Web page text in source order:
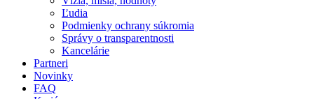
Ľudia
Podmienky ochrany súkromia
Správy o transparentnosti
Kancelárie
Partneri
Novinky
FAQ